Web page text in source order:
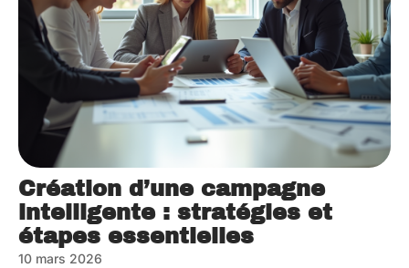
Création d’une campagne
intelligente : stratégies et
étapes essentielles
10 mars 2026